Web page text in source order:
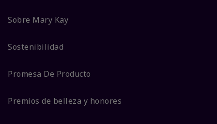
Sobre Mary Kay
Sostenibilidad
Promesa De Producto
Premios de belleza y honores